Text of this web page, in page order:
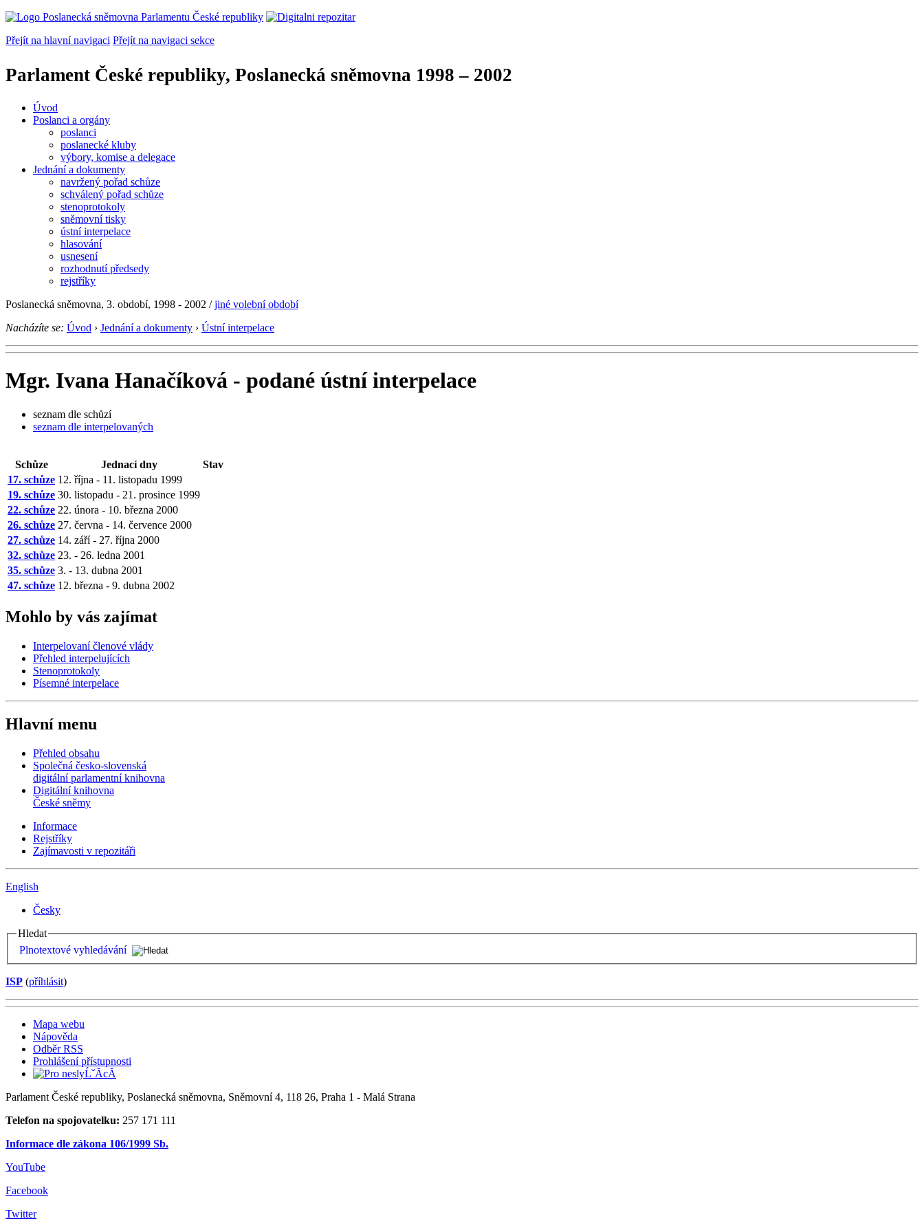
Přejít na hlavní navigaci Přejít na navigaci sekce
Parlament České republiky, Poslanecká sněmovna 1998 – 2002
Úvod
Poslanci a orgány
poslanci
poslanecké kluby
výbory, komise a delegace
Jednání a dokumenty
navržený pořad schůze
schválený pořad schůze
stenoprotokoly
sněmovní tisky
ústní interpelace
hlasování
usnesení
rozhodnutí předsedy
rejstříky
Poslanecká sněmovna, 3. období, 1998 - 2002 /jiné volební období
Nacházíte se: Úvod › Jednání a dokumenty › Ústní interpelace
Mgr. Ivana Hanačíková - podané ústní interpelace
seznam dle schůzí
seznam dle interpelovaných
Schůze Jednací dny
Stav
17. schůze 12. října - 11. listopadu 1999
19. schůze 30. listopadu - 21. prosince 1999
22. schůze 22. února - 10. března 2000
26. schůze 27. června - 14. července 2000
27. schůze 14. září - 27. října 2000
32. schůze 23. - 26. ledna 2001
35. schůze 3. - 13. dubna 2001
47. schůze 12. března - 9. dubna 2002
Mohlo by vás zajímat
Interpelovaní členové vlády
Přehled interpelujících
Stenoprotokoly
Písemné interpelace
Hlavní menu
Přehled obsahu
Společná česko-slovenská
digitální parlamentní knihovna
Digitální knihovna
České sněmy
Informace
Rejstříky
Zajímavosti v repozitáři
English
Česky
Hledat
Plnotextové vyhledávání
ISP (příhlásit)
Mapa webu
Nápověda
Odběr RSS
Prohlášení přístupnosti
Parlament České republiky, Poslanecká sněmovna, Sněmovní 4, 118 26, Praha 1 - Malá Strana
Telefon na spojovatelku: 257 171 111
Informace dle zákona 106/1999 Sb.
YouTube
Facebook
Twitter